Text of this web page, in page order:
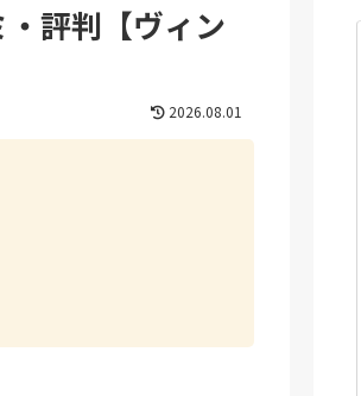
評判【ヴィン
2026.08.01